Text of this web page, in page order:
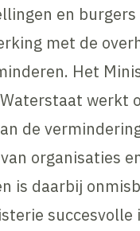
en
met de
Het
werkt
de
organisaties
is daarbij
succesvolle